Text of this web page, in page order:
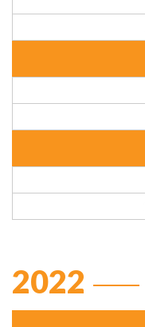
2022